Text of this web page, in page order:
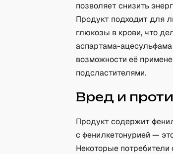
позволяет снизить
Продукт подходит для
глюкозы в крови, что
аспартама-
возможности её
подсластителями.
Вред и
Продукт содержит
с фенилкетонурией —
Некоторые